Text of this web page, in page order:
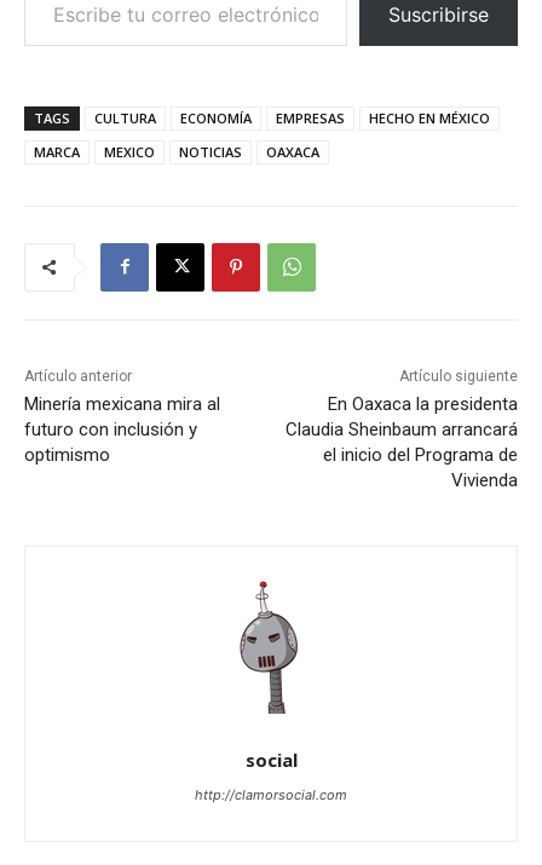
Suscribirse
TAGS CULTURA ECONOMÍA EMPRESAS
HECHO EN MÉXICO
MARCA
MEXICO NOTICIAS OAXACA
Artículo anterior
Minería mexicana mira al
futuro con inclusión y
optimismo
Artículo siguiente
En Oaxaca la presidenta
Claudia Sheinbaum arrancará
el inicio del Programa de
Vivienda
social
http://clamorsocial.com